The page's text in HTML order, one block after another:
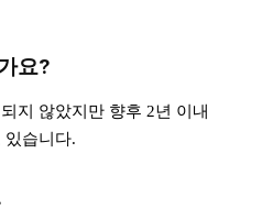
요?
지 않았지만 향후 2년 이내
있습니다.